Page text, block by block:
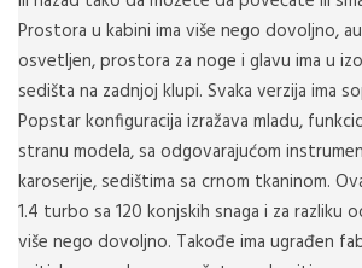
Prostora u kabini ima više nego dovoljno,
osvetljen, prostora za noge i glavu ima u
sedišta na zadnjoj klupi. Svaka verzija ima
Popstar konfiguracija izražava mladu,
stranu modela, sa odgovarajućom
karoserije, sedištima sa crnom tkaninom.
1.4 turbo sa 120 konjskih snaga i za razliku
više nego dovoljno. Takođe ima ugrađen